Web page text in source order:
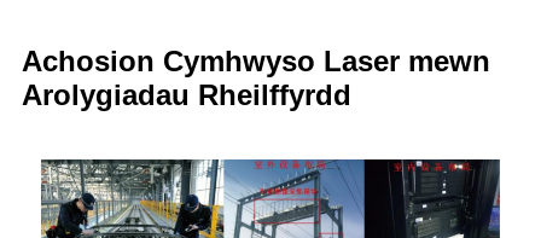
Achosion Cymhwyso Laser mewn
Arolygiadau Rheilffyrdd